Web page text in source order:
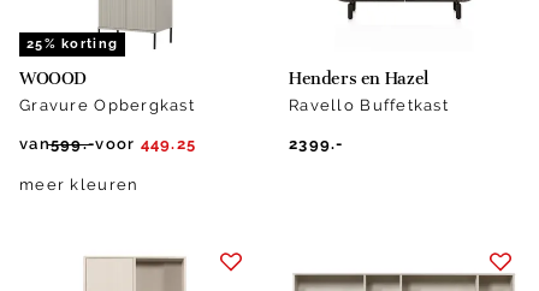
25% korting
WOOOD
Gravure Opbergkast
van599.-voor 449.25
meer kleuren
Henders en Hazel
Ravello Buffetkast
2399.-